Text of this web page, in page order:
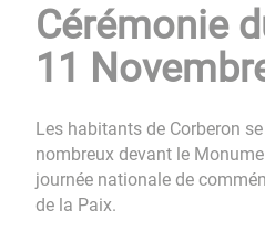
Cérémonie
11
Les habitants de Corberon
nombreux devant le
journée nationale de
de la Paix.